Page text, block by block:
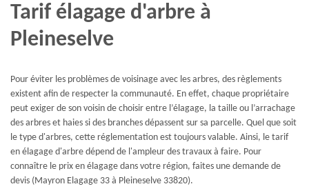
Tarif élagage d'arbre à
Pleineselve
Pour éviter les problèmes de voisinage avec les arbres, des règlements
existent afin de respecter la communauté. En effet, chaque propriétaire
peut exiger de son voisin de choisir entre l’élagage, la taille ou l’arrachage
des arbres et haies si des branches dépassent sur sa parcelle. Quel que soit
le type d'arbres, cette réglementation est toujours valable. Ainsi, le tarif
en élagage d'arbre dépend de l'ampleur des travaux à faire. Pour
connaître le prix en élagage dans votre région, faites une demande de
devis (Mayron Elagage 33 à Pleineselve 33820).